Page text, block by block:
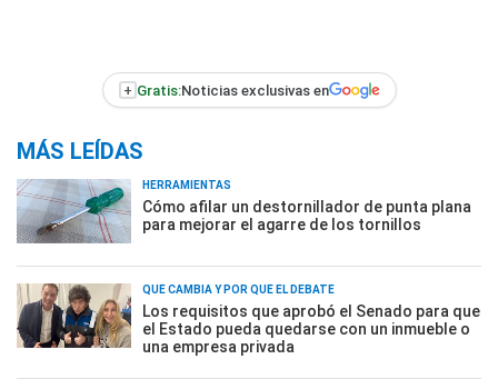
+ Gratis:Noticias exclusivas en
MÁS LEÍDAS
HERRAMIENTAS
Cómo afilar un destornillador de punta plana
para mejorar el agarre de los tornillos
QUÉ CAMBIA Y POR QUÉ EL DEBATE
Los requisitos que aprobó el Senado para que
el Estado pueda quedarse con un inmueble o
una empresa privada